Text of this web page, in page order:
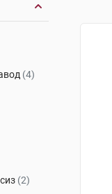
(4)
(2)